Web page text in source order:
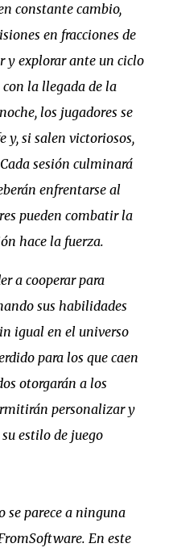
constante cambio,
en fracciones de
y explorar ante un ciclo
la llegada de la
los jugadores se
y, si salen victoriosos,
sesión culminará
enfrentarse al
pueden combatir la
hace la fuerza.
a cooperar para
sus habilidades
igual en el universo
para los que caen
otorgarán a los
personalizar y
estilo de juego
se parece a ninguna
En este